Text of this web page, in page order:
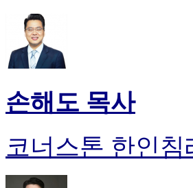
손해도 목사
코너스톤 한인침